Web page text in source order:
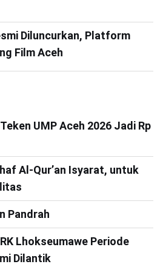
Diluncurkan, Platform
Film Aceh
UMP Aceh 2026 Jadi Rp
Al-Qur’an Isyarat, untuk
Pandrah
Lhokseumawe Periode
Dilantik